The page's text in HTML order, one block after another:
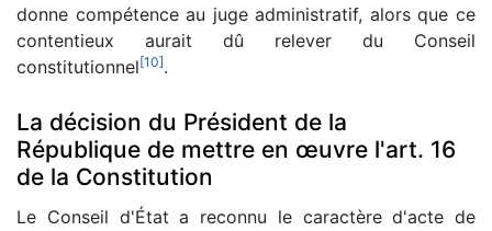
donne compétence au juge administratif, alors que ce
contentieux aurait dû relever du Conseil
constitutionnel[10].
La décision du Président de la
République de mettre en œuvre l'art. 16
de la Constitution
Le Conseil d'État a reconnu le caractère d'acte de